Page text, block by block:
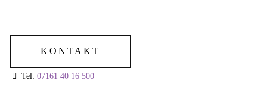
KONTAKT
Tel: 07161 40 16 500